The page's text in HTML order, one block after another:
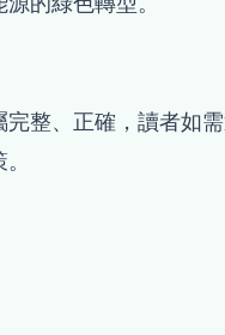
整、正確，讀者如需